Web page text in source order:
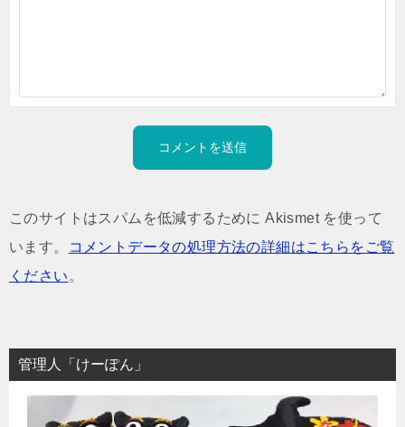
このサイトはスパムを低減するために Akismet を使って
います。
コメントデータの処理方法の詳細はこちらをご覧
ください 。
管理人「けーぽん」